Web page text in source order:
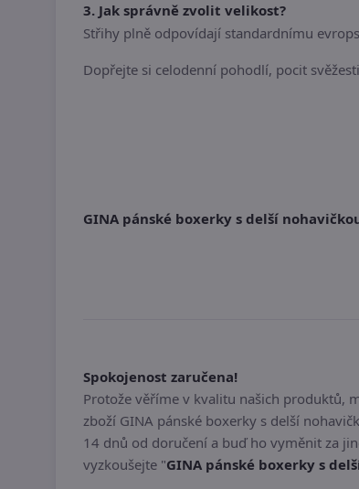
3. Jak správně zvolit velikost?
Střihy plně odpovídají standardnímu
Dopřejte si celodenní pohodlí, pocit
GINA pánské boxerky s delší
Spokojenost zaručena!
Protože věříme v kvalitu našich produktů,
zboží GINA pánské boxerky s delší
14 dnů od doručení a buď ho vyměnit za
vyzkoušejte "GINA pánské boxerky s